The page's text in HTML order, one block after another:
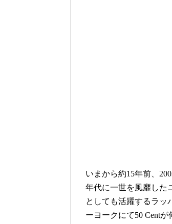
いまから約15年前、
年代に一世を風靡した
としても活躍するラッ
ーヨークにて50 Cent